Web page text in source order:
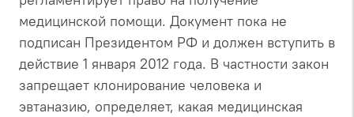
медицинской помощи. Документ пока не
подписан Президентом РФ и должен вступить в
действие 1 января 2012 года. В частности закон
запрещает клонирование человека и
эвтаназию, определяет, какая медицинская